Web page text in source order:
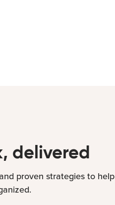
delivered
proven strategies to help